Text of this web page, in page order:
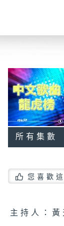
所有集數
您喜歡
主持人：黃